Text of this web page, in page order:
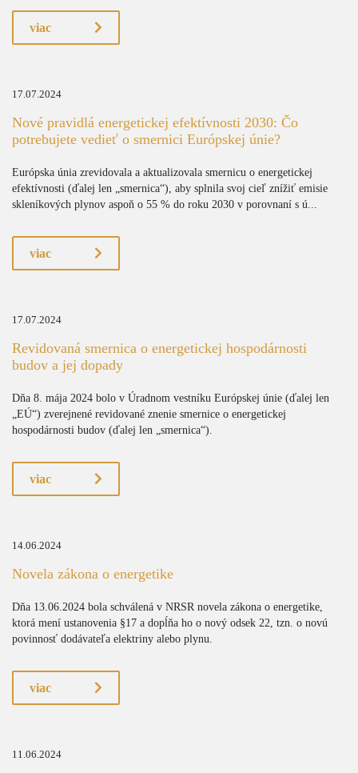
viac
17.07.2024
Nové pravidlá energetickej efektívnosti 2030: Čo
potrebujete vedieť o smernici Európskej únie?
Európska únia zrevidovala a aktualizovala smernicu o energetickej
efektívnosti (ďalej len „smernica“), aby splnila svoj cieľ znížiť emisie
skleníkových plynov aspoň o 55 % do roku 2030 v porovnaní s ú...
viac
17.07.2024
Revidovaná smernica o energetickej hospodárnosti
budov a jej dopady
Dňa 8. mája 2024 bolo v Úradnom vestníku Európskej únie (ďalej len
„EÚ“) zverejnené revidované znenie smernice o energetickej
hospodárnosti budov (ďalej len „smernica“).
viac
14.06.2024
Novela zákona o energetike
Dňa 13.06.2024 bola schválená v NRSR novela zákona o energetike,
ktorá mení ustanovenia §17 a dopĺňa ho o nový odsek 22, tzn. o novú
povinnosť dodávateľa elektriny alebo plynu.
viac
11.06.2024